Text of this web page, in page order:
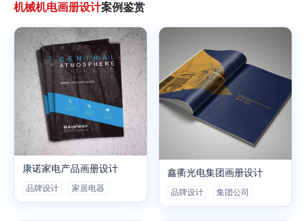
机械机电画册设计案例鉴赏
康诺家电产品画册设计
品牌设计 家居电器
鑫衢光电集团画册设计
品牌设计 集团公司